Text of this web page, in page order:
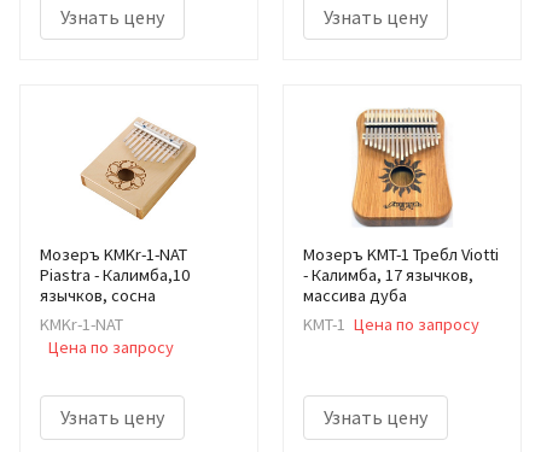
Узнать цену Узнать цену
Мозеръ KMKr-1-NAT
Piastra - Калимба,10
язычков, сосна
KMKr-1-NAT
Цена по запросу
Узнать цену
Мозеръ KMT-1 Требл Viotti
- Калимба, 17 язычков,
массива дуба
KMT-1 Цена по запросу
Узнать цену